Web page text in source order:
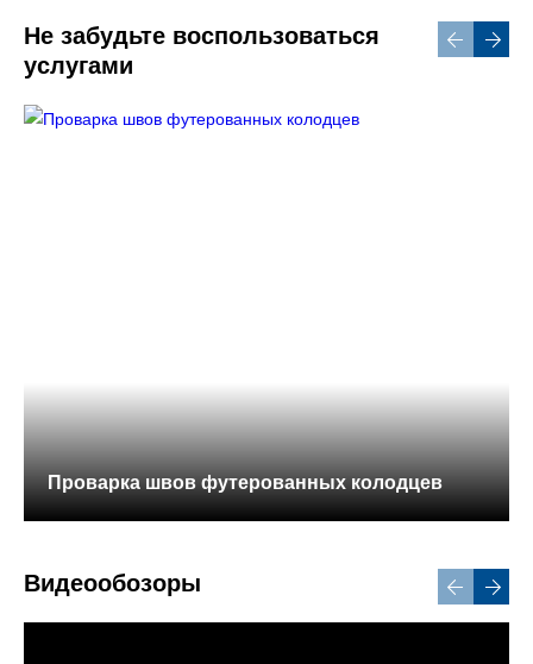
Не забудьте воспользоваться
услугами
Проварка швов футерованных колодцев
Видеообозоры